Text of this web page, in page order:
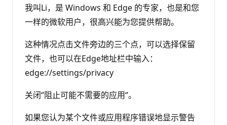
我叫Li，是 Windows 和 Edge 的专家，也是和您
一样的微软用户，很高兴能为您提供帮助。
这种情况点击文件旁边的三个点，可以选择保留
文件，也可以在Edge地址栏中输入：
edge://settings/privacy
关闭‘’阻止可能不需要的应用‘’。
如果您认为某个文件或应用程序错误地显示警告